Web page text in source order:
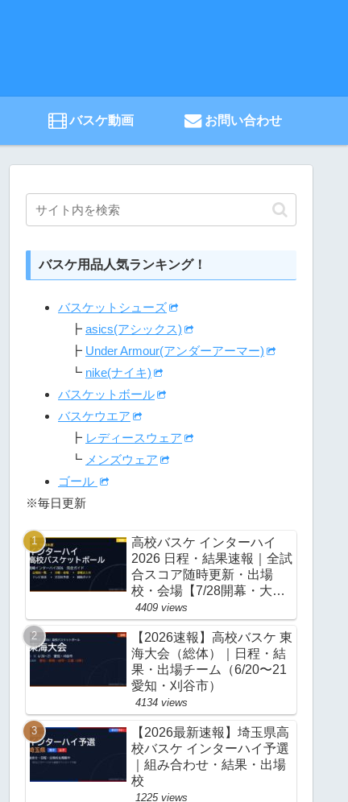
バスケ動画 お問い合わせ
バスケ用品人気ランキング！
バスケットシューズ
┣ asics(アシックス)
┣ Under Armour(アンダーアーマー)
┗ nike(ナイキ)
バスケットボール
バスケウエア
┣ レディースウェア
┗ メンズウェア
ゴール
※毎日更新
高校バスケ インターハイ
2026 日程・結果速報｜全試
合スコア随時更新・出場
校・会場【7/28開幕・大
阪】
4409 views
【2026速報】高校バスケ 東
海大会（総体）｜日程・結
果・出場チーム（6/20〜21
愛知・刈谷市）
4134 views
【2026最新速報】埼玉県高
校バスケ インターハイ予選
｜組み合わせ・結果・出場
校
1225 views